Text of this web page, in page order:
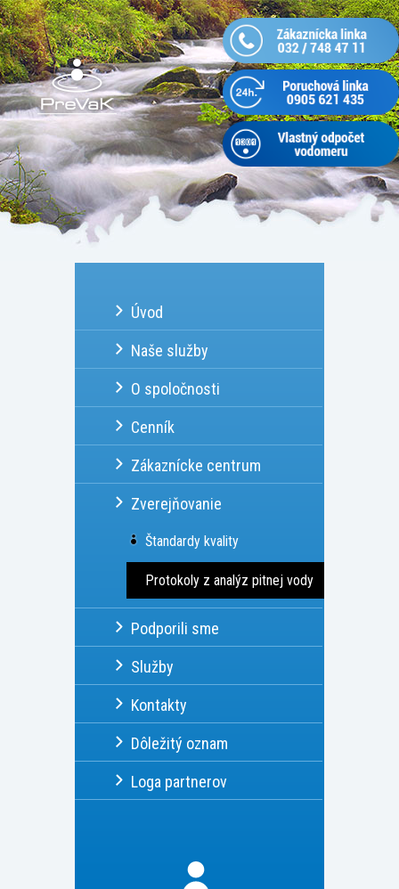
Úvod
Naše služby
O spoločnosti
Cenník
Zákaznícke centrum
Zverejňovanie
Štandardy kvality
Protokoly z analýz pitnej vody
Podporili sme
Služby
Kontakty
Dôležitý oznam
Loga partnerov